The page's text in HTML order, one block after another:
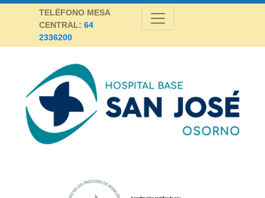
Skip
TELÉFONO MESA
CENTRAL: 64
2336200